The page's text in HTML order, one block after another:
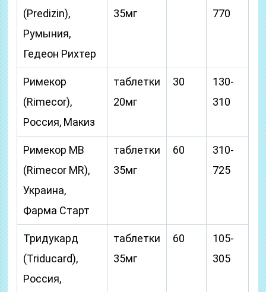
(Predizin),
Румыния,
Гедеон Рихтер
35мг
770
Римекор
(Rimecor),
Россия, Макиз
таблетки
20мг
30
130-
310
Римекор МВ
(Rimecor MR),
Украина,
Фарма Старт
таблетки
35мг
60
310-
725
Тридукард
(Triducard),
Россия,
таблетки
35мг
60
105-
305